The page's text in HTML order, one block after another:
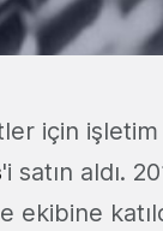
için
'i satın aldı.